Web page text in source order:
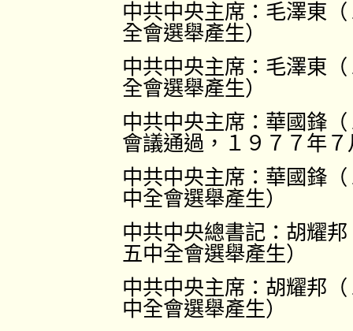
中共中央主席：毛澤東
全會選舉產生）
中共中央主席：毛澤東
全會選舉產生）
中共中央主席：華國鋒
會議通過，１９７７年
中共中央主席：華國鋒
中全會選舉產生）
中共中央總書記：胡耀
五中全會選舉產生）
中共中央主席：胡耀邦
中全會選舉產生）